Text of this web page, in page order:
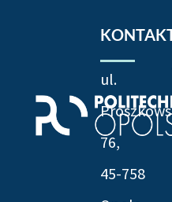
ul.
76,
45-758